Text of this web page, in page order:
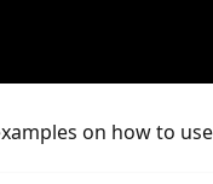
on how to